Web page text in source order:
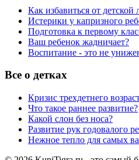
Как избавиться от детской
Истерики у капризного
Подготовка к первому
Ваш ребенок жадничает?
Воспитание - это не
Все о детках
Кризис трехдетнего
Что такое раннее развитие?
Какой слон без носа?
Развитие рук годовалого
Нежное тепло для самых